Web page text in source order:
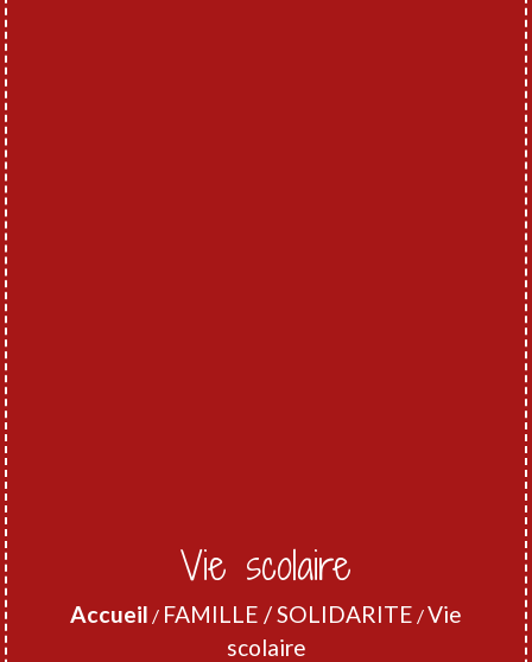
Vie scolaire
Accueil / FAMILLE / SOLIDARITE /Vie
scolaire